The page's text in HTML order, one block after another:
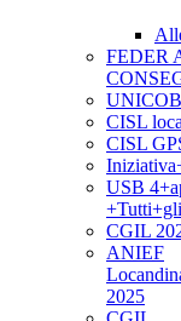
FEDER
CISL
CISL
USB
CGIL
ANIEF
2025